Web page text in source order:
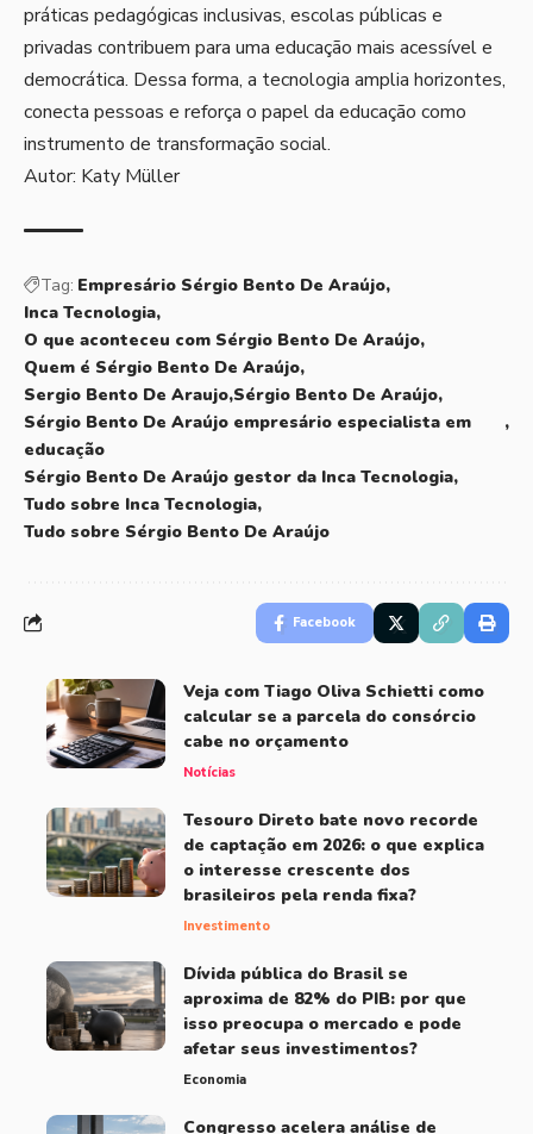
práticas pedagógicas inclusivas, escolas públicas e
privadas contribuem para uma educação mais acessível e
democrática. Dessa forma, a tecnologia amplia horizontes,
conecta pessoas e reforça o papel da educação como
instrumento de transformação social.
Autor: Katy Müller
Tag: Empresário Sérgio Bento De Araújo
Inca Tecnologia
O que aconteceu com Sérgio Bento De Araújo
Quem é Sérgio Bento De Araújo
Sergio Bento De Araujo Sérgio Bento De Araújo
Sérgio Bento De Araújo empresário especialista em
educação
Sérgio Bento De Araújo gestor da Inca Tecnologia
Tudo sobre Inca Tecnologia
Tudo sobre Sérgio Bento De Araújo
Facebook
Veja com Tiago Oliva Schietti como
calcular se a parcela do consórcio
cabe no orçamento
Notícias
Tesouro Direto bate novo recorde
de captação em 2026: o que explica
o interesse crescente dos
brasileiros pela renda fixa?
Investimento
Dívida pública do Brasil se
aproxima de 82% do PIB: por que
isso preocupa o mercado e pode
afetar seus investimentos?
Economia
Congresso acelera análise de